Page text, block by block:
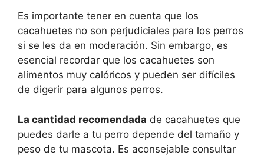
Es importante tener en cuenta que los
cacahuetes no son perjudiciales para los perros
si se les da en moderación. Sin embargo, es
esencial recordar que los cacahuetes son
alimentos muy calóricos y pueden ser difíciles
de digerir para algunos perros.
La cantidad recomendada de cacahuetes que
puedes darle a tu perro depende del tamaño y
peso de tu mascota. Es aconsejable consultar